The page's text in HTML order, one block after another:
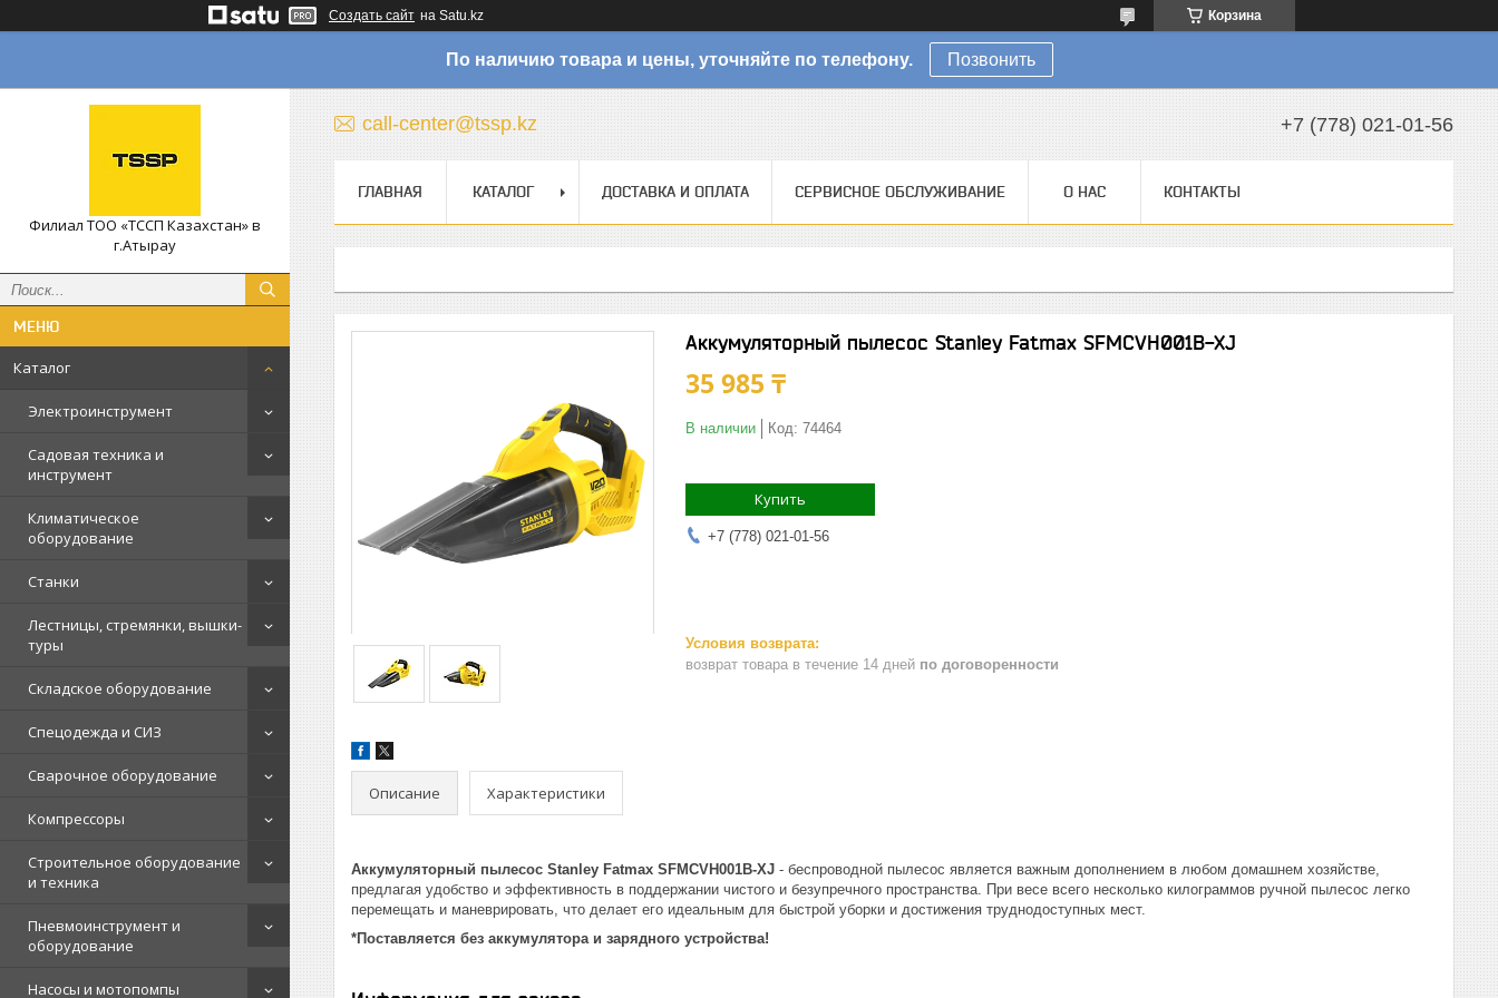
Создать сайт на Satu.kz Корзина
По наличию товара и цены, уточняйте по телефону. Позвонить
Филиал ТОО «ТССП Казахстан» в
г.Атырау
Каталог
Электроинструмент
Садовая техника и
инструмент
Климатическое
оборудование
Станки
Лестницы, стремянки, вышки-
туры
Складское оборудование
Спецодежда и СИЗ
Сварочное оборудование
Компрессоры
Строительное оборудование
и техника
Пневмоинструмент и
оборудование
Насосы и мотопомпы
call-center@tssp.kz +7 (778) 021-01-56
ГЛАВНАЯ КАТАЛОГ ДОСТАВКА И ОПЛАТА СЕРВИСНОЕ ОБСЛУЖИВАНИЕ О НАС КОНТАКТЫ
Аккумуляторный пылесос Stanley Fatmax SFMCVH001B-XJ
35 985 ₸
В наличии Код: 74464
Купить
+7 (778) 021-01-56
возврат товара в течение 14 дней по договоренности
Описание Характеристики
Аккумуляторный пылесос Stanley Fatmax SFMCVH001B-XJ - беспроводной пылесос является важным дополнением в любом домашнем хозяйстве,
предлагая удобство и эффективность в поддержании чистого и безупречного пространства. При весе всего несколько килограммов ручной пылесос легко
перемещать и маневрировать, что делает его идеальным для быстрой уборки и достижения труднодоступных мест.
*Поставляется без аккумулятора и зарядного устройства!